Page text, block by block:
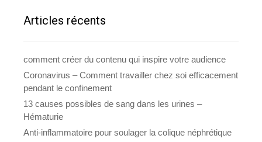
Articles récents
comment créer du contenu qui inspire votre audience
Coronavirus – Comment travailler chez soi efficacement
pendant le confinement
13 causes possibles de sang dans les urines –
Hématurie
Anti-inflammatoire pour soulager la colique néphrétique